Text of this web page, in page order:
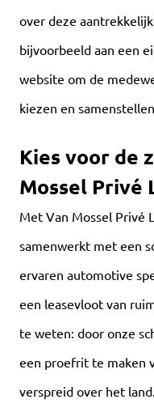
over deze
bijvoorbeeld aan een
website om de
kiezen en
Kies voor de
Mossel Privé
Met Van Mossel Privé
samenwerkt met een
ervaren automotive
een leasevloot van
te weten: door onze
een proefrit te maken
verspreid over het land.